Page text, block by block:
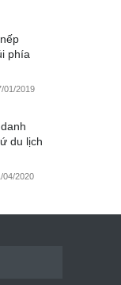
phía
01/2019
du lịch
04/2020